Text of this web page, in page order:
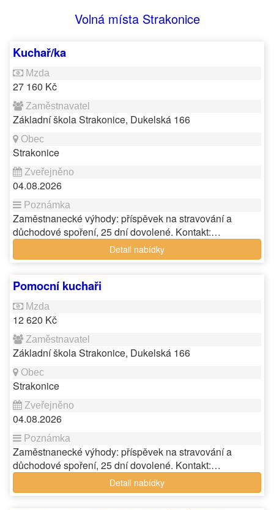
Volná místa Strakonice
Kuchař/ka
27 160 Kč
Základní škola Strakonice, Dukelská 166
Strakonice
04.08.2026
Zaměstnanecké výhody: příspěvek na stravování a
důchodové spoření, 25 dní dovolené. Kontakt:…
Detail nabídky
Pomocní kuchaři
12 620 Kč
Základní škola Strakonice, Dukelská 166
Strakonice
04.08.2026
Zaměstnanecké výhody: příspěvek na stravování a
důchodové spoření, 25 dní dovolené. Kontakt:…
Detail nabídky